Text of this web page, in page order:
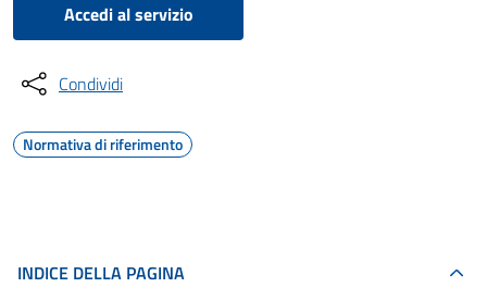
Accedi al servizio
Condividi
Normativa di riferimento
INDICE DELLA PAGINA